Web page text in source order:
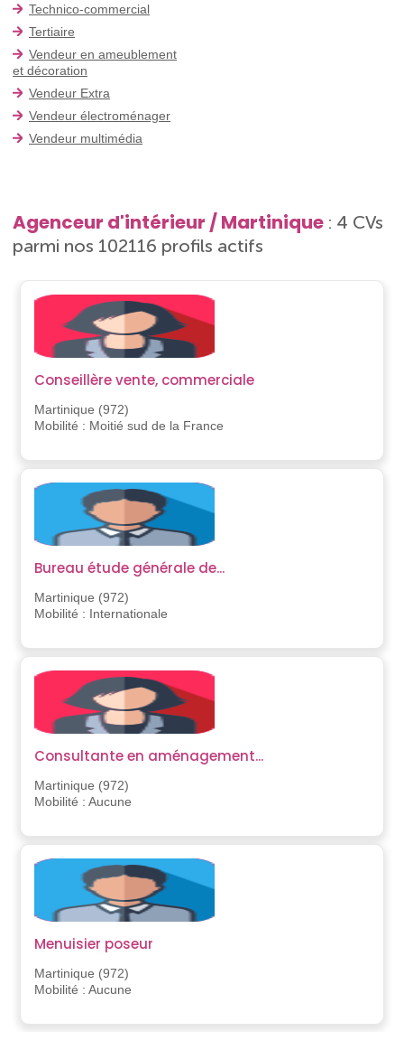
Technico-commercial
Tertiaire
Vendeur en ameublement
et décoration
Vendeur Extra
Vendeur électroménager
Vendeur multimédia
Agenceur d'intérieur / Martinique : 4 CVs
parmi nos 102116 profils actifs
Conseillère vente, commerciale
Martinique (972)
Mobilité : Moitié sud de la France
Bureau étude générale de...
Martinique (972)
Mobilité : Internationale
Consultante en aménagement...
Martinique (972)
Mobilité : Aucune
Menuisier poseur
Martinique (972)
Mobilité : Aucune